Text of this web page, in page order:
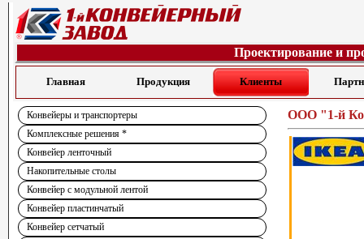
Проектирование и
Главная Продукция Клиенты
Конвейеры и транспортеры
Комплексные решения *
Конвейер ленточный
Накопительные столы
Конвейер с модульной лентой
Конвейер пластинчатый
Конвейер сетчатый
ООО "1-й